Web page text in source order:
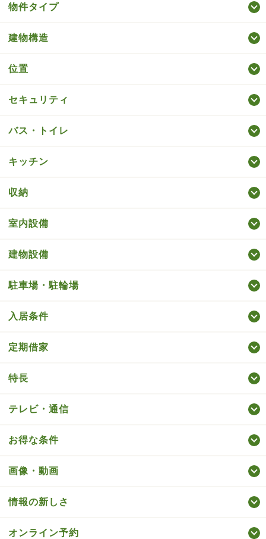
物件タイプ
建物構造
位置
セキュリティ
バス・トイレ
キッチン
収納
室内設備
建物設備
駐車場・駐輪場
入居条件
定期借家
特長
テレビ・通信
お得な条件
画像・動画
情報の新しさ
オンライン予約